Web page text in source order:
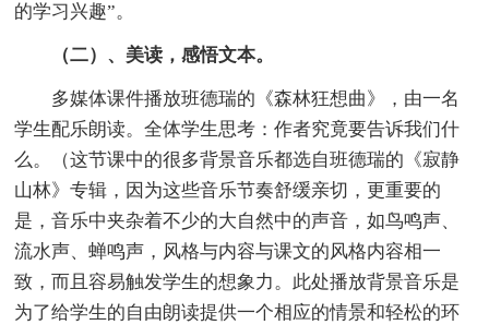
的学习兴趣”。
（二）、美读，感悟文本。
多媒体课件播放班德瑞的《森林狂想曲》，由一名
学生配乐朗读。全体学生思考：作者究竟要告诉我们什
么。（这节课中的很多背景音乐都选自班德瑞的《寂静
山林》专辑，因为这些音乐节奏舒缓亲切，更重要的
是，音乐中夹杂着不少的大自然中的声音，如鸟鸣声、
流水声、蝉鸣声，风格与内容与课文的风格内容相一
致，而且容易触发学生的想象力。此处播放背景音乐是
为了给学生的自由朗读提供一个相应的情景和轻松的环